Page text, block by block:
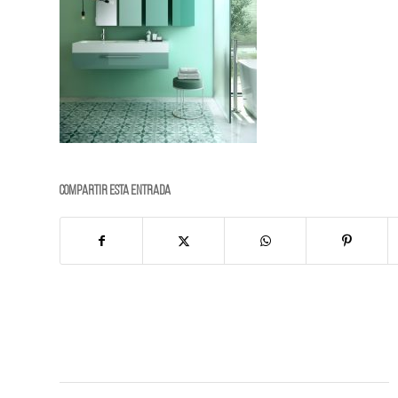
Compartir esta entrada